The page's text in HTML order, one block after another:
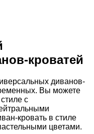
кроватей
диванов-
Вы можете
с
кровать в стиле
цветами.